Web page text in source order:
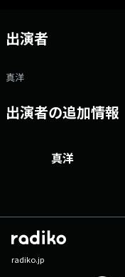
出演者
真洋
出演者の追加情報
真洋
radiko.jp